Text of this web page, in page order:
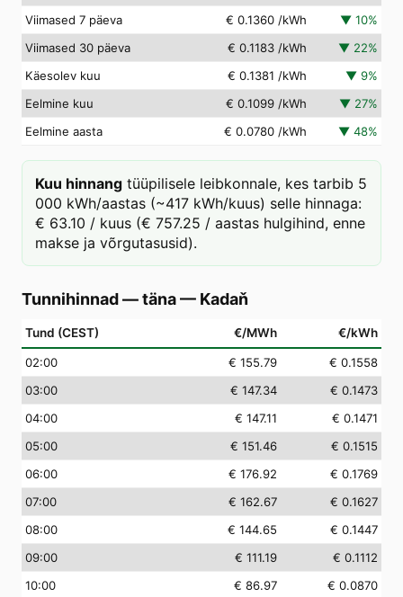
Viimased 7 päeva
€ 0.1360 /kWh ▼ 10%
Viimased 30 päeva
€ 0.1183 /kWh ▼ 22%
Käesolev kuu
€ 0.1381 /kWh ▼ 9%
Eelmine kuu
€ 0.1099 /kWh ▼ 27%
Eelmine aasta
€ 0.0780 /kWh ▼ 48%
Kuu hinnang tüüpilisele leibkonnale, kes tarbib 5
000 kWh/aastas (~417 kWh/kuus) selle hinnaga:
€ 63.10 / kuus (€ 757.25 / aastas hulgihind, enne
makse ja võrgutasusid).
Tunnihinnad — täna— Kadaň
Tund (CEST) €/MWh €/kWh
02:00 € 155.79
€ 0.1558
03:00 € 147.34
€ 0.1473
04:00 € 147.11
€ 0.1471
05:00 € 151.46
€ 0.1515
06:00 € 176.92
€ 0.1769
07:00 € 162.67
€ 0.1627
08:00 € 144.65
€ 0.1447
09:00 € 111.19
€ 0.1112
10:00 € 86.97
€ 0.0870